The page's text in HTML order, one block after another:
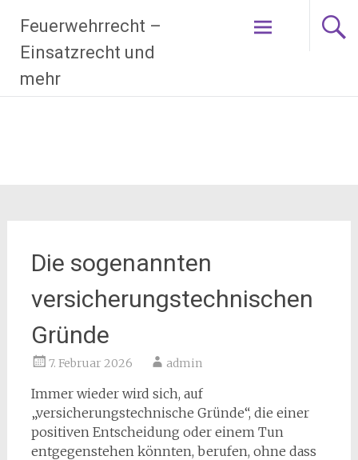
Inhalt
springen
Feuerwehrrecht –
Einsatzrecht und
mehr
Die sogenannten
versicherungstechnischen
Gründe
7. Februar 2026 admin
Immer wieder wird sich, auf
„versicherungstechnische Gründe“, die einer
positiven Entscheidung oder einem Tun
entgegenstehen könnten, berufen, ohne dass